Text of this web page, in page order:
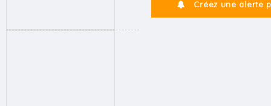
Créez une alerte